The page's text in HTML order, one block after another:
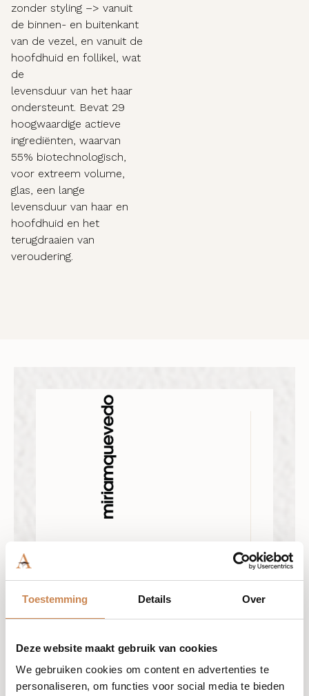
Toestemming Details Over
Deze website maakt gebruik van cookies
We gebruiken cookies om content en advertenties te
personaliseren, om functies voor social media te bieden
zonder styling –> vanuit
de binnen- en buitenkant
van de vezel, en vanuit de
hoofdhuid en follikel, wat
de
levensduur van het haar
ondersteunt. Bevat 29
hoogwaardige actieve
ingrediënten, waarvan
55% biotechnologisch,
voor extreem volume,
glas, een lange
levensduur van haar en
hoofdhuid en het
terugdraaien van
veroudering.
Shampoo – 10 ML
Ingrediënten
Platinapoeder, Diamantpoeder,
Plantaardige keratine (vijf aminozuren),
Organische arganolie, Biologisch açai-